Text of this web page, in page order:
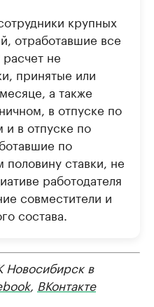
крупных
отработавшие все
не
принятые или
а также
в отпуске по
в отпуске по
по
ставки, не
работодателя
совместители и
состава.
Новосибирск в
, ВКонтакте